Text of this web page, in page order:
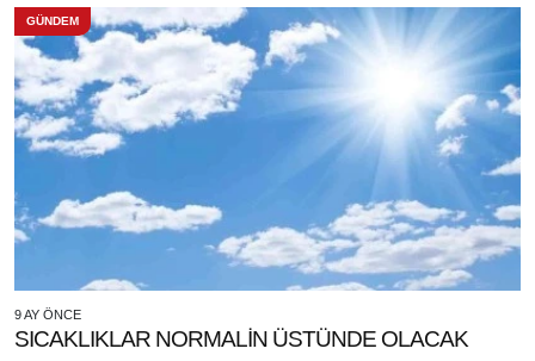
GÜNDEM
9 AY ÖNCE
SICAKLIKLAR NORMALİN ÜSTÜNDE OLACAK